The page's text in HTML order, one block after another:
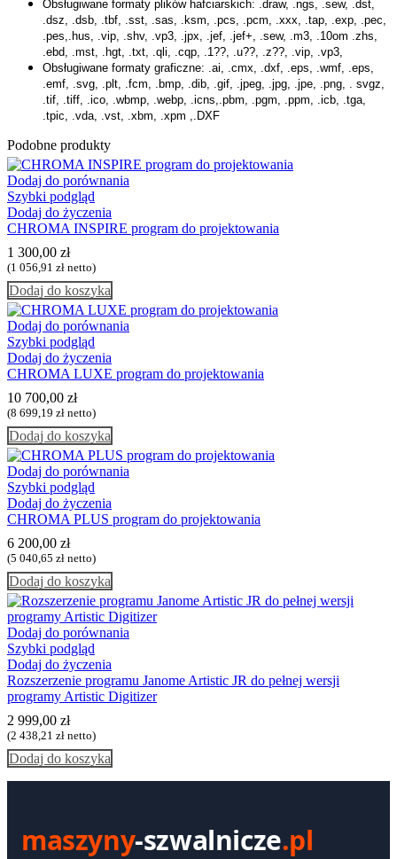
Obsługiwane formaty plików hafciarskich: .draw, .ngs, .sew, .dst,
.dsz, .dsb, .tbf, .sst, .sas, .ksm, .pcs, .pcm, .xxx, .tap, .exp, .pec,
.pes,.hus, .vip, .shv, .vp3, .jpx, .jef, .jef+, .sew, .m3, .10om .zhs,
.ebd, .mst, .hgt, .txt, .qli, .cqp, .1??, .u??, .z??, .vip, .vp3,
Obsługiwane formaty graficzne: .ai, .cmx, .dxf, .eps, .wmf, .eps,
.emf, .svg, .plt, .fcm, .bmp, .dib, .gif, .jpeg, .jpg, .jpe, .png, . svgz,
.tif, .tiff, .ico, .wbmp, .webp, .icns,.pbm, .pgm, .ppm, .icb, .tga,
.tpic, .vda, .vst, .xbm, .xpm ,.DXF
Podobne produkty
Dodaj do porównania
Szybki podgląd
Dodaj do życzenia
CHROMA INSPIRE program do projektowania
1 300,00 zł
(1 056,91 zł netto)
Dodaj do koszyka
Dodaj do porównania
Szybki podgląd
Dodaj do życzenia
CHROMA LUXE program do projektowania
10 700,00 zł
(8 699,19 zł netto)
Dodaj do koszyka
Dodaj do porównania
Szybki podgląd
Dodaj do życzenia
CHROMA PLUS program do projektowania
6 200,00 zł
(5 040,65 zł netto)
Dodaj do koszyka
Dodaj do porównania
Szybki podgląd
Dodaj do życzenia
Rozszerzenie programu Janome Artistic JR do pełnej wersji
programy Artistic Digitizer
2 999,00 zł
(2 438,21 zł netto)
Dodaj do koszyka
maszyny-szwalnicze.pl